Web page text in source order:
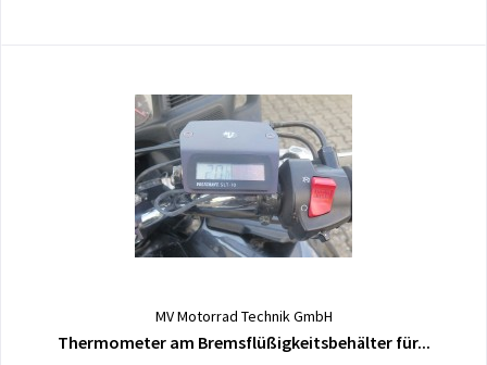
MV Motorrad Technik GmbH
Thermometer am Bremsflüßigkeitsbehälter für...